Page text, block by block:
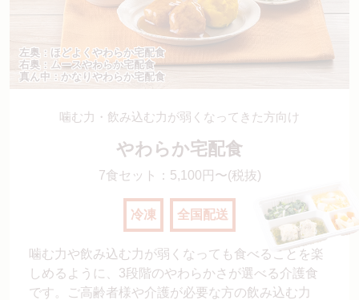
左奥：ほどよくやわらか宅配食
右奥：ムースやわらか宅配食
真ん中：かなりやわらか宅配食
噛む力・飲み込む力が弱くなってきた方向け
やわらか宅配食
7食セット：5,100円〜(税抜)
冷凍 全国配送
噛む力や飲み込む力が弱くなっても食べることを楽
しめるように、3段階のやわらかさが選べる介護食
です。ご高齢者様や介護が必要な方の飲み込む力